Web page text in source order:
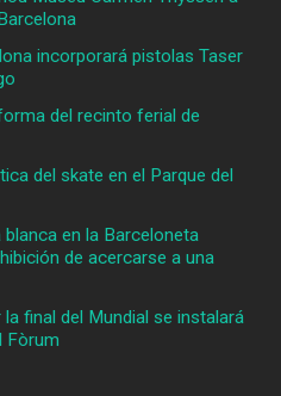
incorporará pistolas Taser
del recinto ferial de
del skate en el Parque del
en la Barceloneta
de acercarse a una
final del Mundial se instalará
Fòrum